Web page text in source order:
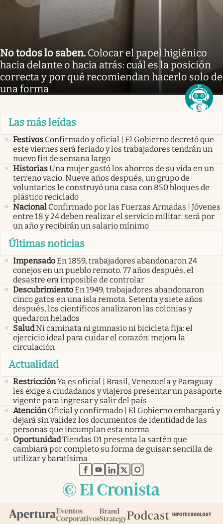
No todos lo saben. Colocar el papel higiénico
hacia delante o hacia atrás: cuál es la posición
correcta y por qué recomiendan hacerlo solo de
una forma
Las más leídas
Festivos Confirmado y oficial | El Gobierno decretó que
este viernes será feriado y los trabajadores tendrán un
nuevo fin de semana largo
HistoriasUna mujer gastó los ahorros de su vida en un
terreno vacío. Nueve años después, un grupo de
voluntarios le construyó una casa con 850 bloques de
plástico reciclado
Nacional Confirmado por las Fuerzas Armadas | Jóvenes
entre 18 y 24 deben realizar el servicio militar: será por
un año y recibirán un salario mínimo
Últimas noticias
ImpensadoEn 1859, trabajadores abandonaron 24
conejos en un pueblo remoto. 77 años después, el
desastre era imposible de controlar
DescubrimientoEn 1949, trabajadores abandonaron
cinco gatos en una isla remota. Setenta y siete años
después, los científicos analizaron las colonias y
quedaron helados
SaludNi caminata ni gimnasio ni bicicleta fija: el
ejercicio ideal para cuidar el corazón: mejora la
circulación
Actualidad
RestricciónYa es oficial | Brasil, Venezuela y Paraguay
les exige a ciudadanos y viajeros presentar un pasaporte
vigente para ingresar y salir del país
Atención Oficial y confirmado | El Gobierno embargará y
dejará sin validez los documentos de identidad de las
personas que incumplan esta norma
OportunidadTiendas D1 presenta la sartén que
cambiará por completo su forma de guisar: sencilla de
utilizar y baratísima
abre en nueva pestaña
abre en nueva pestaña
abre en nueva pestaña
abre en nueva pestaña
abre en nueva pestaña